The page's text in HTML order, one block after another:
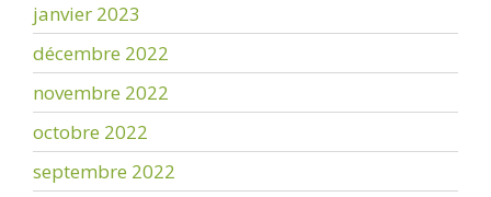
janvier 2023
décembre 2022
novembre 2022
octobre 2022
septembre 2022